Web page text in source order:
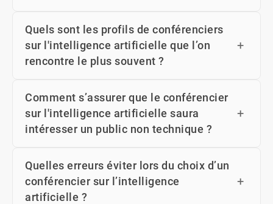
Quels sont les profils de conférenciers
sur l'intelligence artificielle que l’on
rencontre le plus souvent ?
Comment s’assurer que le conférencier
sur l'intelligence artificielle saura
intéresser un public non technique ?
Quelles erreurs éviter lors du choix d’un
conférencier sur l’intelligence
artificielle ?